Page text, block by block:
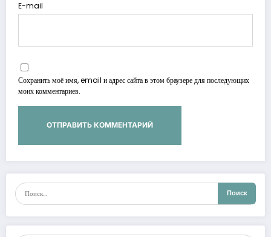
E-mail
Сохранить моё имя, email и адрес сайта в этом браузере для последующих
моих комментариев.